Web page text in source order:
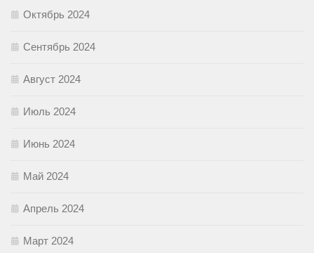
Октябрь 2024
Сентябрь 2024
Август 2024
Июль 2024
Июнь 2024
Май 2024
Апрель 2024
Март 2024